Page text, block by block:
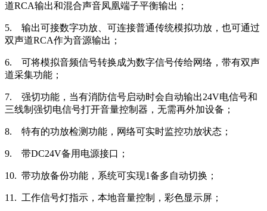
道RCA输出和混合声音凤凰端子平衡输出；
5. 输出可接数字功放、可连接普通传统模拟功放，也可通过
双声道RCA作为音源输出；
6. 可将模拟音频信号转换成为数字信号传给网络，带有双声
道采集功能；
7. 强切功能，当有消防信号启动时会自动输出24V电信号和
三线制强切电信号打开音量控制器，无需再外加设备；
8. 特有的功放检测功能，网络可实时监控功放状态；
9. 带DC24V备用电源接口；
10. 带功放备份功能，系统可实现1备多自动切换；
11. 工作信号灯指示，本地音量控制，彩色显示屏；